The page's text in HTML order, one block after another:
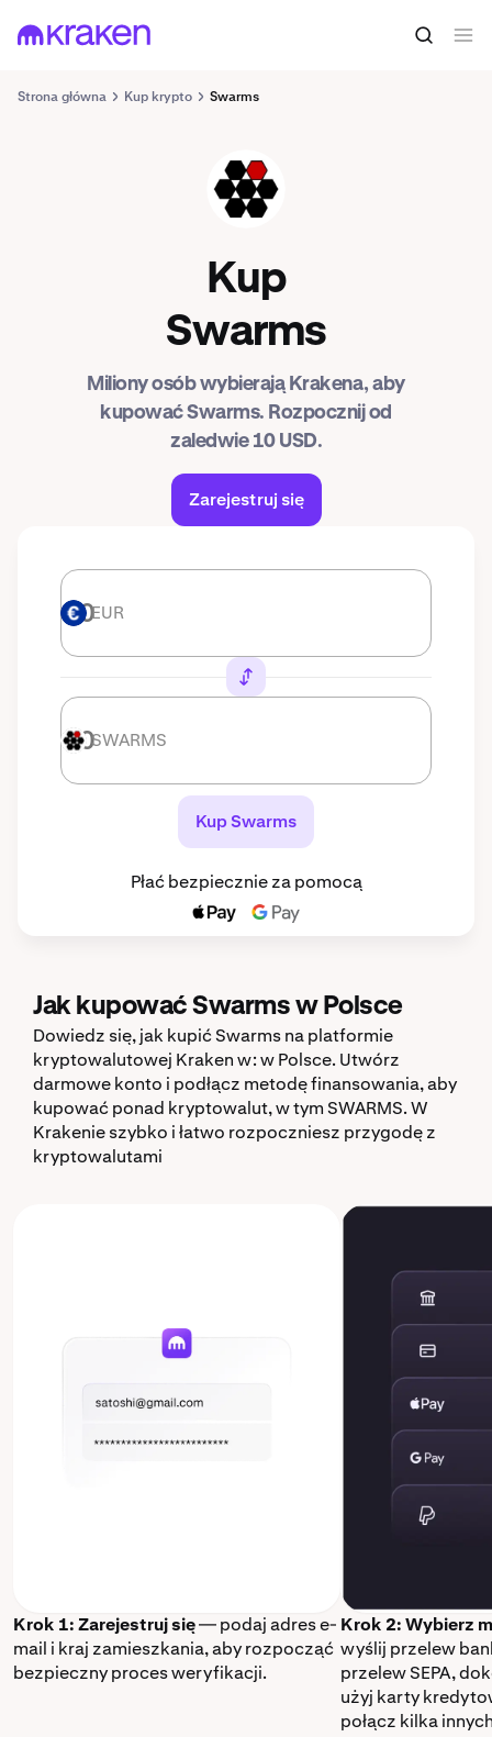
Strona główna Kup krypto Swarms
SWARMS
Kup
Swarms
Miliony osób wybierają Krakena, aby
kupować Swarms. Rozpocznij od
zaledwie 10 USD.
Zarejestruj się
EUR EUR
SWARMS SWARMS
Kup Swarms
Płać bezpiecznie za pomocą
Jak kupować Swarms w Polsce
Dowiedz się, jak kupić Swarms na platformie
kryptowalutowej Kraken w: w Polsce. Utwórz
darmowe konto i podłącz metodę finansowania, aby
kupować ponad kryptowalut, w tym SWARMS. W
Krakenie szybko i łatwo rozpoczniesz przygodę z
kryptowalutami
Krok 1: Zarejestruj się— podaj adres e-
mail i kraj zamieszkania, aby rozpocząć
bezpieczny proces weryfikacji.
Krok 2: Wybierz
wyślij przelew
przelew SEPA,
użyj karty
połącz kilka